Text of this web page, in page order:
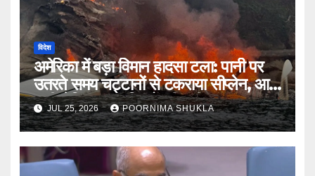
विदेश
अमेरिका में बड़ा विमान हादसा टला: पानी पर
उतरते समय चट्टानों से टकराया सीप्लेन, आग
लगी लेकिन 11 यात्रियों की बची जान…
JUL 25, 2026 POORNIMA SHUKLA